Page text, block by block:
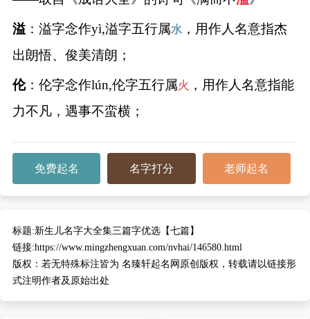
溢：溢字念作yì,溢字五行属水，用作人名意指杰
出朗悟、俊美清朗；
伦：伦字念作lún,伦字五行属火 ，用作人名意指能
力不凡，遇事不蛮横；
免费起名 名字打分 老师起名
标题:新生儿名字大全集三篇字优选【七篇】
链接:https://www.mingzhengxuan.com/nvhai/146580.html
版权： 若无特殊标注皆为 名臻轩起名网原创版权，转载请以链接形
式注明作者及原始出处